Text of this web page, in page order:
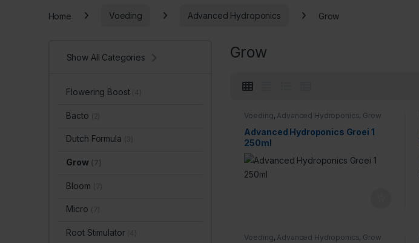
Home Voeding Advanced Hydroponics Grow
Grow
Voeding, Advanced Hydroponics, Grow
Advanced Hydroponics Groei 1
250ml
Voeding, Advanced Hydroponics, Grow
Show All Categories
Flowering Boost
Bacto
Dutch Formula
Grow
Bloom
Micro
Root Stimulator